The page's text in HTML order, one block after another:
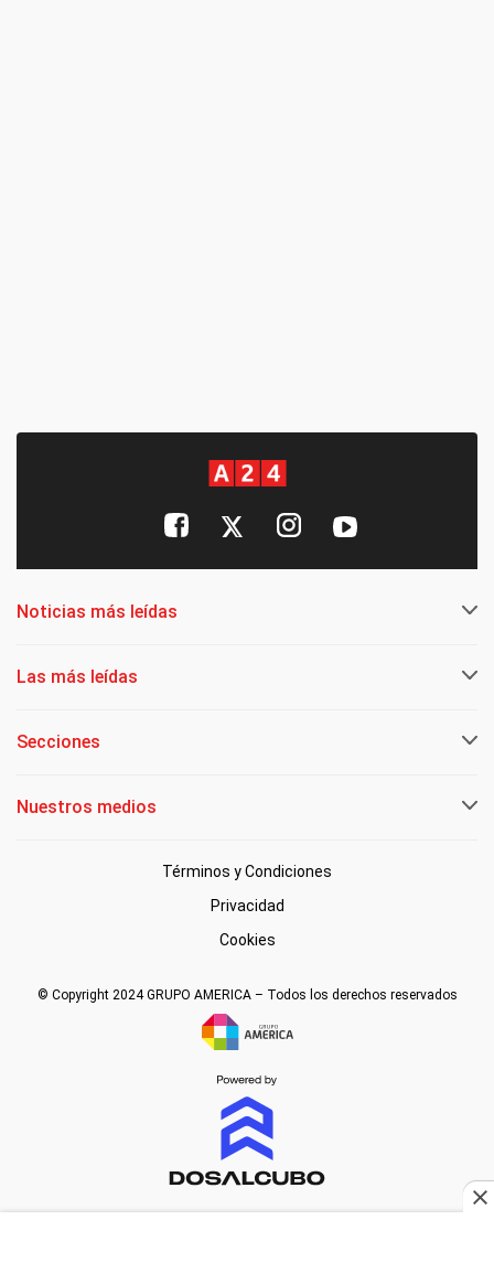
Noticias más leídas
Las más leídas
Secciones
Nuestros medios
Términos y Condiciones
Privacidad
Cookies
© Copyright 2024 GRUPO AMERICA – Todos los derechos reservados